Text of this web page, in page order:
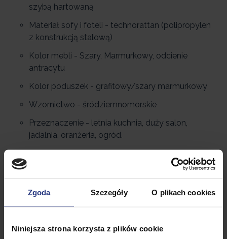
Zgoda Szczegóły O plikach cookies
Niniejsza strona korzysta z plików cookie
szybą hartowaną
Materiał sofy i foteli - technorattan (polipropylen
z konstrukcją stalową)
Kolor mebli - Szary, Marmurkowy, odcienie
antracytu
Kolor poduszek - grafitowy/szary marmurkowy
Wzornictwo - śródziemnomorskie
Przeznaczenie - letnia kuchnia, duży salon,
jadalnia, oranżeria, ogród.
Funkcje - poszwy poduszek z zamkiem